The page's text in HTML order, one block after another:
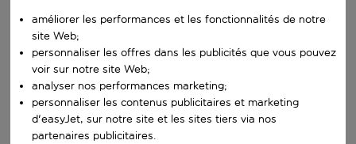
Qui
Rechercher
améliorer les performances et les fonctionnalités de notre
site Web;
personnaliser les offres dans les publicités que vous pouvez
voir sur notre site Web;
analyser nos performances marketing;
personnaliser les contenus publicitaires et marketing
d'easyJet, sur notre site et les sites tiers via nos
partenaires publicitaires.